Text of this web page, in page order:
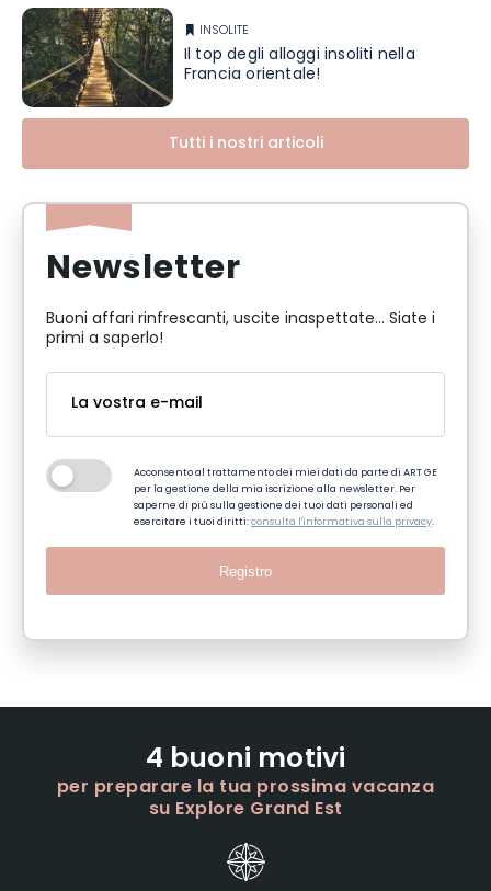
INSOLITE
Il top degli alloggi insoliti nella
Francia orientale!
Tutti i nostri articoli
Newsletter
Buoni affari rinfrescanti, uscite inaspettate... Siate i
primi a saperlo!
Acconsento al trattamento dei miei dati da parte di ART GE
per la gestione della mia iscrizione alla newsletter. Per
saperne di più sulla gestione dei tuoi dati personali ed
esercitare i tuoi diritti:consulta l'informativa sulla privacy.
Registro
4 buoni motivi
per preparare la tua prossima vacanza
su Explore Grand Est